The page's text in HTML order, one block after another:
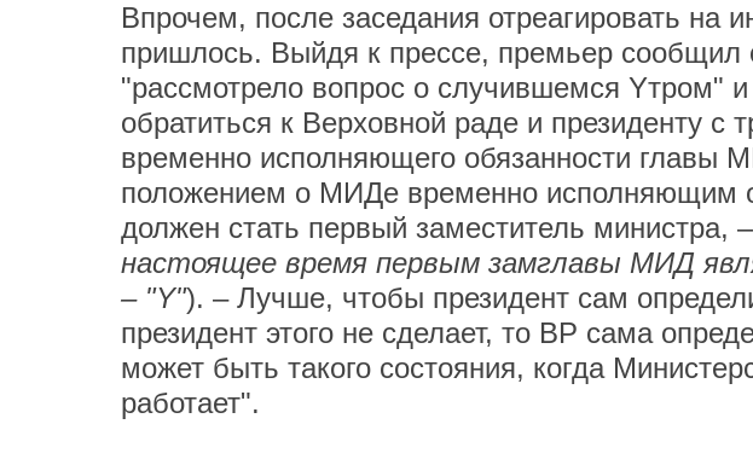
Впрочем, после заседания отреагировать на
пришлось. Выйдя к прессе, премьер сообщил
"рассмотрело вопрос о случившемся Yтром"
обратиться к Верховной раде и президенту с
временно исполняющего обязанности главы
положением о МИДе временно исполняющим
должен стать первый заместитель министра,
настоящее время первым замглавы МИД
– "Y"). – Лучше, чтобы президент сам
президент этого не сделает, то ВР сама
может быть такого состояния, когда
работает".